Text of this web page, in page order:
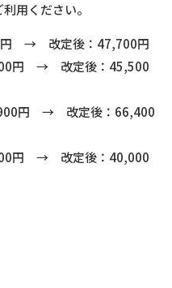
用ください。
円 → 改定後：47,700円
円 → 改定後：45,500
円 → 改定後：66,400
円 → 改定後：40,000